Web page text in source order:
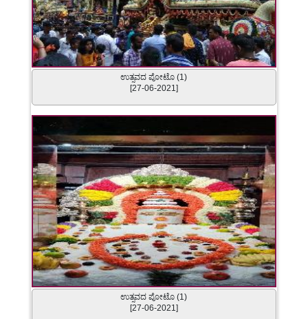
ಉತ್ಸವದ ಪೋಟೊ (1)
[27-06-2021]
ಉತ್ಸವದ ಪೋಟೊ (1)
[27-06-2021]